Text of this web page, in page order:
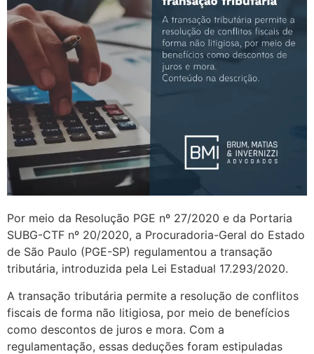
Por meio da Resolução PGE nº 27/2020 e da Portaria
SUBG-CTF nº 20/2020, a Procuradoria-Geral do Estado
de São Paulo (PGE-SP) regulamentou a transação
tributária, introduzida pela Lei Estadual 17.293/2020.
A transação tributária permite a resolução de conflitos
fiscais de forma não litigiosa, por meio de benefícios
como descontos de juros e mora. Com a
regulamentação, essas deduções foram estipuladas